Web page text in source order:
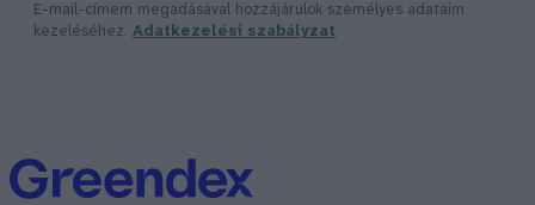
E-mail-címem megadásával hozzájárulok személyes adataim
kezeléséhez. Adatkezelési szabályzat